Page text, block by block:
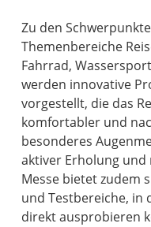
Zu den
Themenbereiche
Fahrrad,
werden innovative
vorgestellt, die das
komfortabler und
besonderes
aktiver Erholung
Messe bietet zudem
und Testbereiche, in
direkt ausprobieren